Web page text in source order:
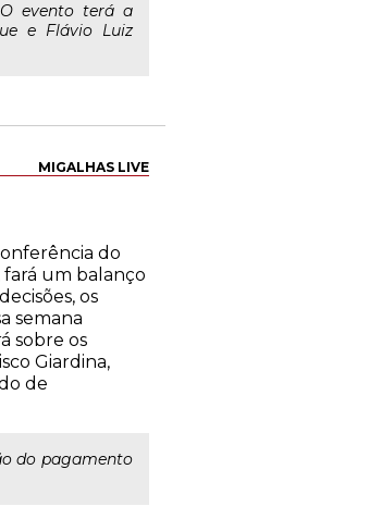
evento terá a
e Flávio Luiz
MIGALHAS LIVE
do
um balanço
os
semana
sobre os
Giardina,
de
do pagamento